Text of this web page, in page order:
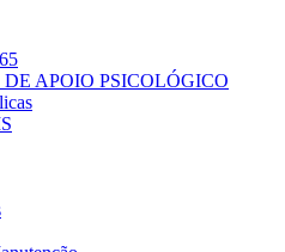
APOIO PSICOLÓGICO